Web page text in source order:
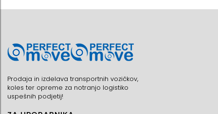
Prodaja in izdelava transportnih vozičkov,
koles ter opreme za notranjo logistiko
uspešnih podjetij!